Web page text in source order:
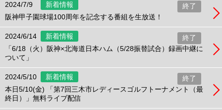
2024/7/9 新着情報
終了
阪神甲子園球場100周年を記念する番組を生放送！
2024/6/14 新着情報
終了
「6/18（火）阪神×北海道日本ハム（5/28振替試合）録画中継に
ついて」
2024/5/10 新着情報
終了
本日5/10(金) 「第7回三木市レディースゴルフトーナメント（最
終日）」無料ライブ配信